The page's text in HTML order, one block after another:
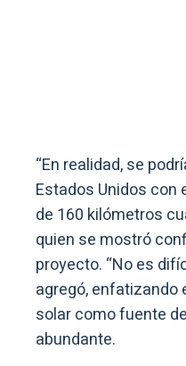
“En realidad, se
Estados Unidos con
de 160 kilómetros
quien se mostró
proyecto. “No es
agregó, enfatizando
solar como fuente
abundante.